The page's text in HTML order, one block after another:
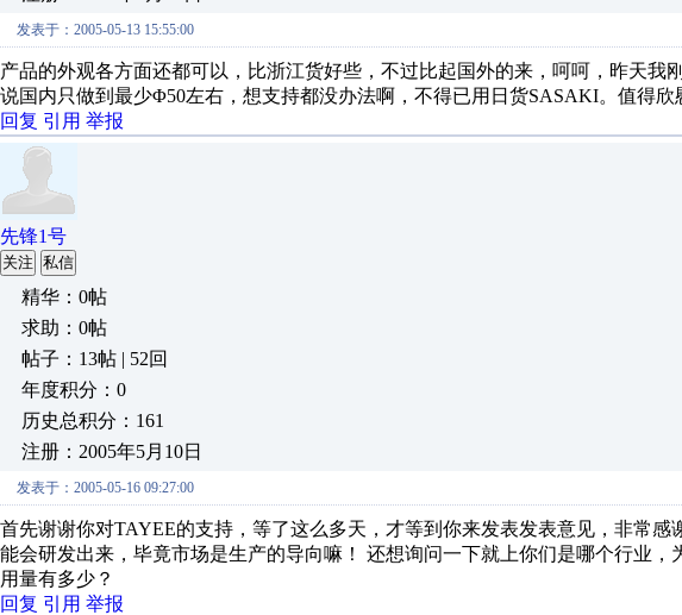
发表于：2005-05-13 15:55:00
产品的外观各方面还都可以，比浙江货好些，不过比起国外的来，呵呵，昨天我
说国内只做到最少Φ50左右，想支持都没办法啊，不得已用日货SASAKI。值得
回复 引用 举报
先锋1号
关注 私信
精华：0帖
求助：0帖
帖子：13帖 | 52回
年度积分：0
历史总积分：161
注册：2005年5月10日
发表于：2005-05-16 09:27:00
首先谢谢你对TAYEE的支持，等了这么多天，才等到你来发表发表意见，非常
能会研发出来，毕竟市场是生产的导向嘛！ 还想询问一下就上你们是哪个行业，
用量有多少？
回复 引用 举报